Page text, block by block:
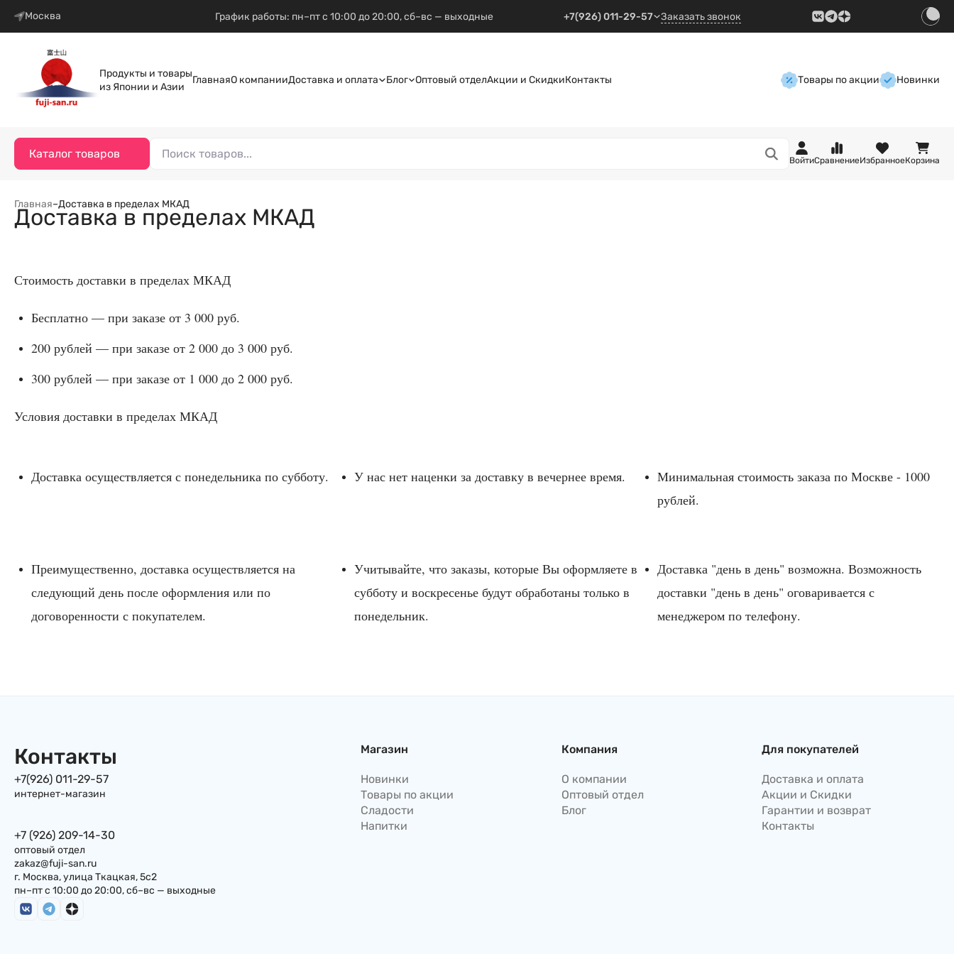
Москва График работы: пн–пт с 10:00 до 20:00, сб–вс — выходные +7(926) 011-29-57 Заказать звонок
Продукты и товары
из Японии и Азии
ГлавнаяО компанииДоставка и оплата Блог Оптовый отделАкции и СкидкиКонтакты Товары по акции Новинки
Каталог товаров
ВойтиСравнениеИзбранноеКорзина
Главная–Доставка в пределах МКАД
Доставка в пределах МКАД
Стоимость доставки в пределах МКАД
Бесплатно — при заказе от 3 000 руб.
200 рублей — при заказе от 2 000 до 3 000 руб.
300 рублей — при заказе от 1 000 до 2 000 руб.
Условия доставки в пределах МКАД
Доставка осуществляется с понедельника по субботу. У нас нет наценки за доставку в вечернее время.
Минимальная стоимость заказа по Москве - 1000
рублей.
Преимущественно, доставка осуществляется на
следующий день после оформления или по
договоренности с покупателем.
Учитывайте, что заказы, которые Вы оформляете в
субботу и воскресенье будут обработаны только в
понедельник.
Доставка "день в день" возможна. Возможность
доставки "день в день" оговаривается с
менеджером по телефону.
Контакты
+7(926) 011-29-57
интернет-магазин
+7 (926) 209-14-30
оптовый отдел
zakaz@fuji-san.ru
г. Москва, улица Ткацкая, 5с2
пн–пт с 10:00 до 20:00, сб–вс — выходные
Магазин
Новинки
Товары по акции
Сладости
Напитки
Компания
О компании
Оптовый отдел
Блог
Для покупателей
Доставка и оплата
Акции и Скидки
Гарантии и возврат
Контакты